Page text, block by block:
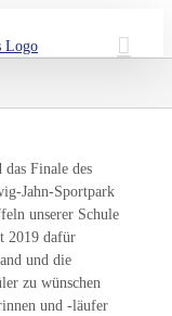
Finale des
Jahn-Sportpark
unserer Schule
2019 dafür
und die
zu wünschen
und -läufer